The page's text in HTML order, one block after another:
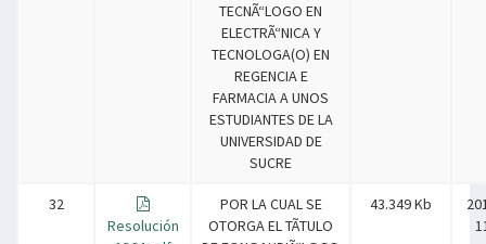
TECNÃ“LOGO EN
ELECTRÃ“NICA Y
TECNOLOGA(O) EN
REGENCIA E
FARMACIA A UNOS
ESTUDIANTES DE LA
UNIVERSIDAD DE
SUCRE
32
Resolución
POR LA CUAL SE
OTORGA EL TÃTULO
43.349 Kb